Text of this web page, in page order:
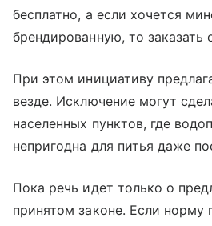
бесплатно, а если хочется
брендированную, то заказать
При этом инициативу
везде. Исключение могут
населенных пунктов, где
непригодна для питья даже
Пока речь идет только о
принятом законе. Если норму